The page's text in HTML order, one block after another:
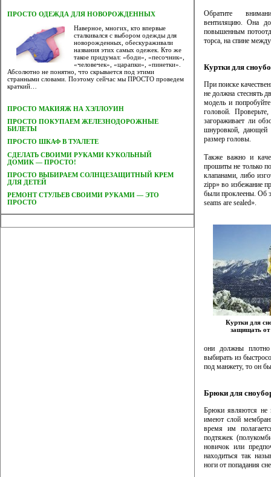
ПРОСТО ОДЕЖДА ДЛЯ НОВОРОЖДЕННЫХ
Наверное, многих, кто впервые
сталкивался с выбором одежды для
новорожденных, обескураживали
названия этих самых одежек. Кто же
такое придумал: «боди», «песочник»,
«человечек», «царапки», «пинетки».
Абсолютно не понятно, что скрывается под этими
странными словами. Поэтому сейчас мы ПРОСТО проведем
краткий…
ПРОСТО МАКИЯЖ НА ХЭЛЛОУИН
ПРОСТО ПОКУПАЕМ ЖЕЛЕЗНОДОРОЖНЫЕ
БИЛЕТЫ
ПРОСТО ШКАФ В ТУАЛЕТЕ
CДЕЛАТЬ СВОИМИ РУКАМИ КУКОЛЬНЫЙ
ДОМИК — ПРОСТО!
ПРОСТО ВЫБИРАЕМ СОЛНЦЕЗАЩИТНЫЙ КРЕМ
ДЛЯ ДЕТЕЙ
РЕМОНТ СТУЛЬЕВ СВОИМИ РУКАМИ — ЭТО
ПРОСТО
Обратите
вентиляцию. Она
повышенным
торса, на спине
Куртки для
При поиске
не должна стеснять
модель и
головой.
загораживает ли
шнуровкой, дающей
размер головы.
Также важно и
прошиты не только
клапанами, либо
zipp» во избежание
были проклеены. Об
seams are sealed».
Куртки для
защищать от
они должны плотно
выбирать из
под манжету, то он
Брюки для
Брюки являются не
имеют слой
время им
подтяжек
новичок или
находиться так
ноги от попадания